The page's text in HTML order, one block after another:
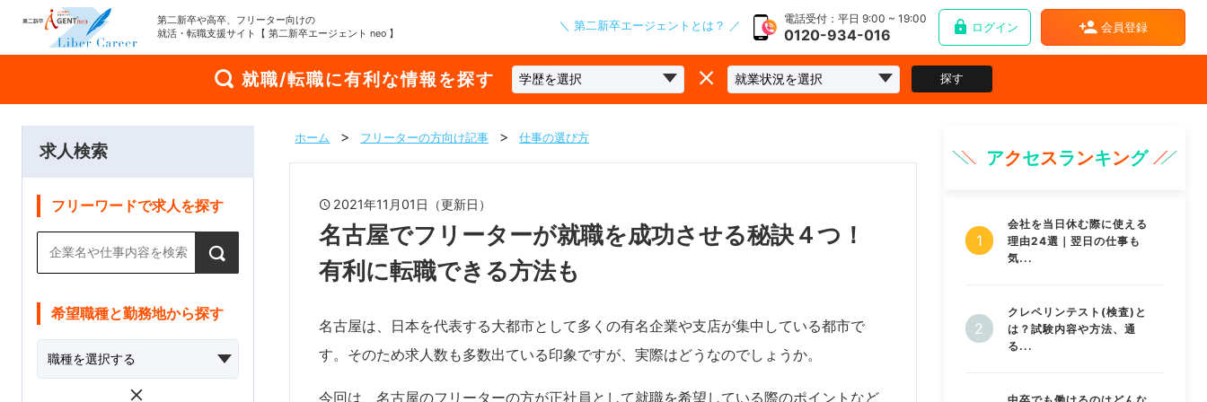
第二新卒や高卒、フリーター向けの
就活・転職支援サイト【 第二新卒エージェント neo 】
＼ 第二新卒エージェントとは？ ／ 電話受付：平日 9:00 ~ 19:00
0120-934-016 ログイン 会員登録
就職/転職に有利な情報を探す 探す
求人検索
フリーワードで求人を探す
希望職種と勤務地から探す
ホーム フリーターの方向け記事 仕事の選び方
2021年11月01日（更新日）
名古屋でフリーターが就職を成功させる秘訣４つ！
有利に転職できる方法も
名古屋は、日本を代表する大都市として多くの有名企業や支店が集中している都市で
す。そのため求人数も多数出ている印象ですが、実際はどうなのでしょうか。
今回は、名古屋のフリーターの方が正社員として就職を希望している際のポイントなど
アクセスランキング
会社を当日休む際に使える
理由24選｜翌日の仕事も
気...
クレペリンテスト(検査)と
は？試験内容や方法、通
る...